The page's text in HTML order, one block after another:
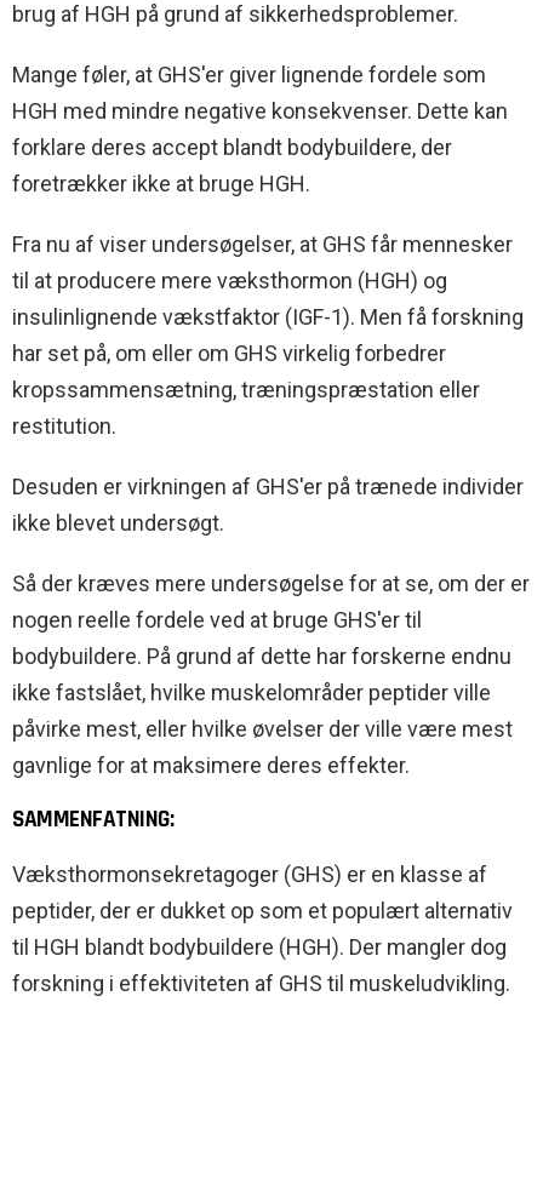
brug af HGH på grund af sikkerhedsproblemer.
Mange føler, at GHS'er giver lignende fordele som
HGH med mindre negative konsekvenser. Dette kan
forklare deres accept blandt bodybuildere, der
foretrækker ikke at bruge HGH.
Fra nu af viser undersøgelser, at GHS får mennesker
til at producere mere væksthormon (HGH) og
insulinlignende vækstfaktor (IGF-1). Men få forskning
har set på, om eller om GHS virkelig forbedrer
kropssammensætning, træningspræstation eller
restitution.
Desuden er virkningen af GHS'er på trænede individer
ikke blevet undersøgt.
Så der kræves mere undersøgelse for at se, om der er
nogen reelle fordele ved at bruge GHS'er til
bodybuildere. På grund af dette har forskerne endnu
ikke fastslået, hvilke muskelområder peptider ville
påvirke mest, eller hvilke øvelser der ville være mest
gavnlige for at maksimere deres effekter.
SAMMENFATNING:
Væksthormonsekretagoger (GHS) er en klasse af
peptider, der er dukket op som et populært alternativ
til HGH blandt bodybuildere (HGH). Der mangler dog
forskning i effektiviteten af GHS til muskeludvikling.